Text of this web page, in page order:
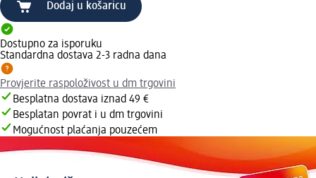
Dodaj u košaricu
Dostupno za isporuku
Standardna dostava 2-3 radna dana
Provjerite raspoloživost u dm trgovini
Besplatna dostava iznad 49 €
Besplatan povrat i u dm trgovini
Mogućnost plaćanja pouzećem